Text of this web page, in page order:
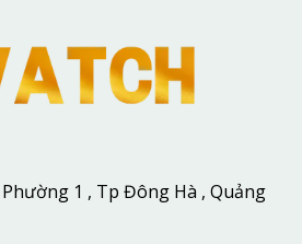
1 , Tp Đông Hà , Quảng